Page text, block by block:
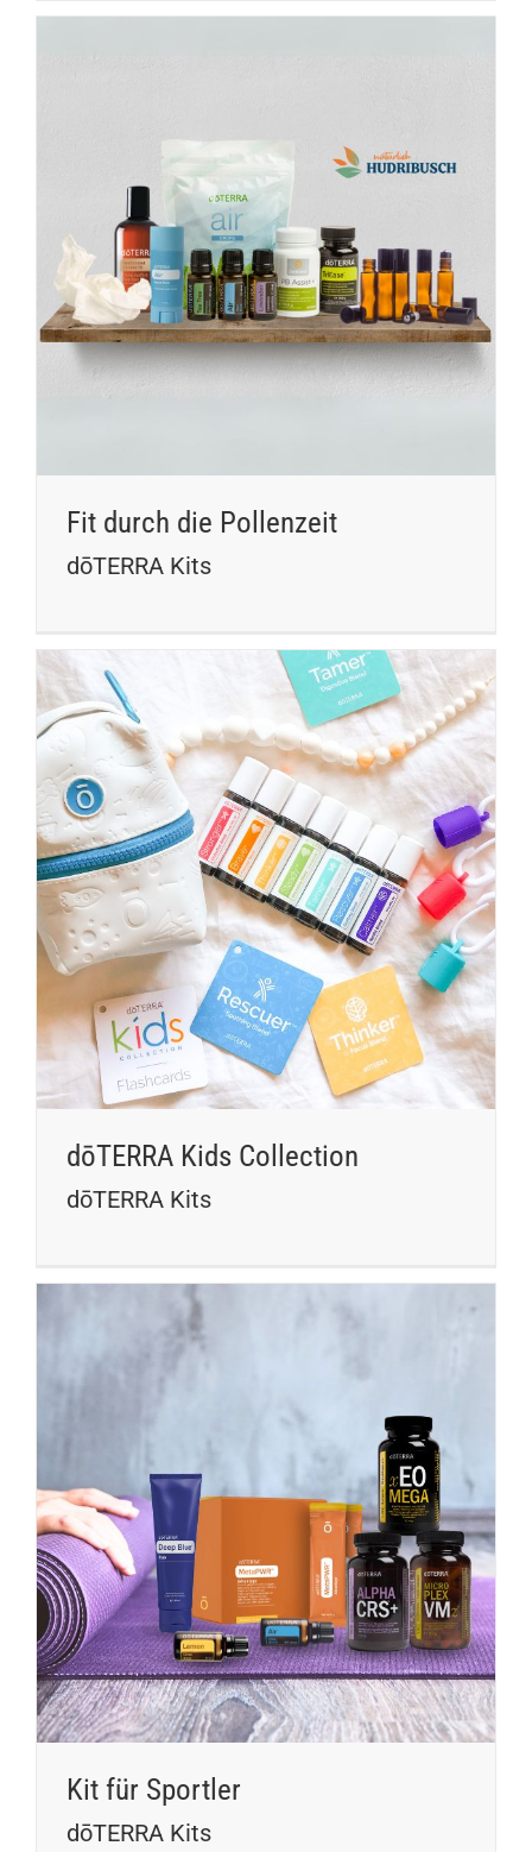
Fit durch die Pollenzeit
dōTERRA Kits
dōTERRA Kids Collection
dōTERRA Kits
Kit für Sportler
dōTERRA Kits